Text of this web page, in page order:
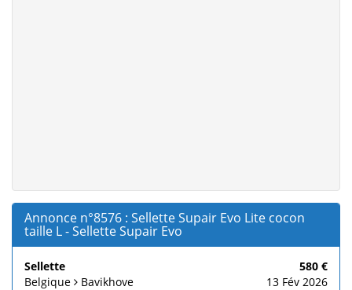
Annonce n°8576 : Sellette Supair Evo Lite cocon
taille L - Sellette Supair Evo
Sellette
580 €
Belgique
Bavikhove
13 Fév 2026